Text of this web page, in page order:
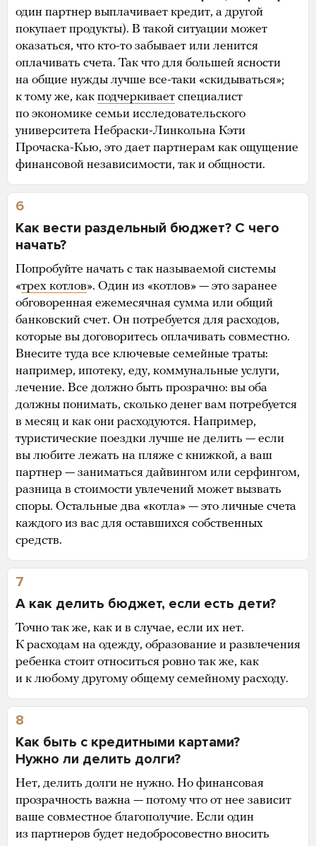
один партнер выплачивает кредит, а другой
покупает продукты). В такой ситуации может
оказаться, что кто-то забывает или ленится
оплачивать счета. Так что для большей ясности
на общие нужды лучше все-таки «скидываться»;
к тому же, как подчеркивает специалист
по экономике семьи исследовательского
университета Небраски-Линкольна Кэти
Прочаска-Кью, это дает партнерам как ощущение
финансовой независимости, так и общности.
6
Как вести раздельный бюджет? С чего
начать?
Попробуйте начать с так называемой системы
«трех котлов». Один из «котлов» — это заранее
обговоренная ежемесячная сумма или общий
банковский счет. Он потребуется для расходов,
которые вы договоритесь оплачивать совместно.
Внесите туда все ключевые семейные траты:
например, ипотеку, еду, коммунальные услуги,
лечение. Все должно быть прозрачно: вы оба
должны понимать, сколько денег вам потребуется
в месяц и как они расходуются. Например,
туристические поездки лучше не делить — если
вы любите лежать на пляже с книжкой, а ваш
партнер — заниматься дайвингом или серфингом,
разница в стоимости увлечений может вызвать
споры. Остальные два «котла» — это личные счета
каждого из вас для оставшихся собственных
средств.
7
А как делить бюджет, если есть дети?
Точно так же, как и в случае, если их нет.
К расходам на одежду, образование и развлечения
ребенка стоит относиться ровно так же, как
и к любому другому общему семейному расходу.
8
Как быть с кредитными картами?
Нужно ли делить долги?
Нет, делить долги не нужно. Но финансовая
прозрачность важна — потому что от нее зависит
ваше совместное благополучие. Если один
из партнеров будет недобросовестно вносить